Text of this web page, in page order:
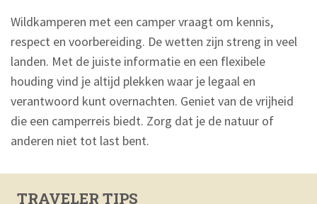
Wildkamperen met een camper vraagt om kennis,
respect en voorbereiding. De wetten zijn streng in veel
landen. Met de juiste informatie en een flexibele
houding vind je altijd plekken waar je legaal en
verantwoord kunt overnachten. Geniet van de vrijheid
die een camperreis biedt. Zorg dat je de natuur of
anderen niet tot last bent.
TRAVELER TIPS